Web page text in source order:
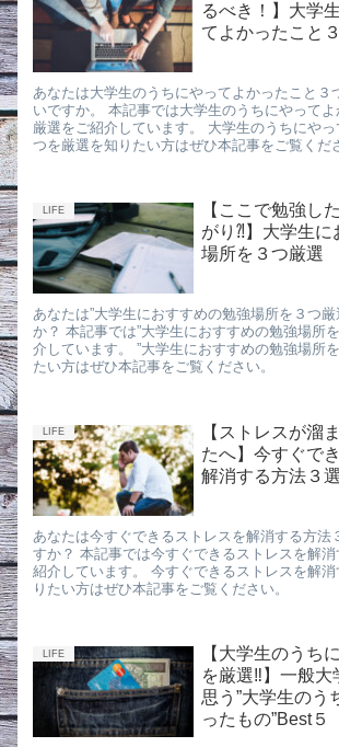
るべき！】大学
てよかったこと
あなたは大学生のうちにやってよかったこと３
いですか。 本記事では大学生のうちにやって
厳選をご紹介しています。 大学生のうちにやっ
つを厳選を知りたい方はぜひ本記事をご覧くだ
LIFE
【ここで勉強し
がり⁈】大学生に
場所を３つ厳選
あなたは”大学生におすすめの勉強場所を３つ厳
か？ 本記事では”大学生におすすめの勉強場所
介しています。 ”大学生におすすめの勉強場所
たい方はぜひ本記事をご覧ください。
LIFE
【ストレスが溜
たへ】今すぐで
解消する方法３選
あなたは今すぐできるストレスを解消する方法
すか？ 本記事では今すぐできるストレスを解
紹介しています。 今すぐできるストレスを解
りたい方はぜひ本記事をご覧ください。
LIFE
【大学生のうち
を厳選‼︎】一般
思う”大学生のう
ったもの”Best５